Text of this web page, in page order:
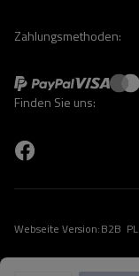
Zahlungsmethoden:
Finden Sie uns:
Webseite Version:B2B PL